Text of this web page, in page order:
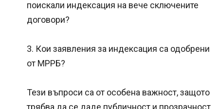
поискали индексация на вече сключените
договори?
3. Кои заявления за индексация са одобрени
от МРРБ?
Тези въпроси са от особена важност, защото